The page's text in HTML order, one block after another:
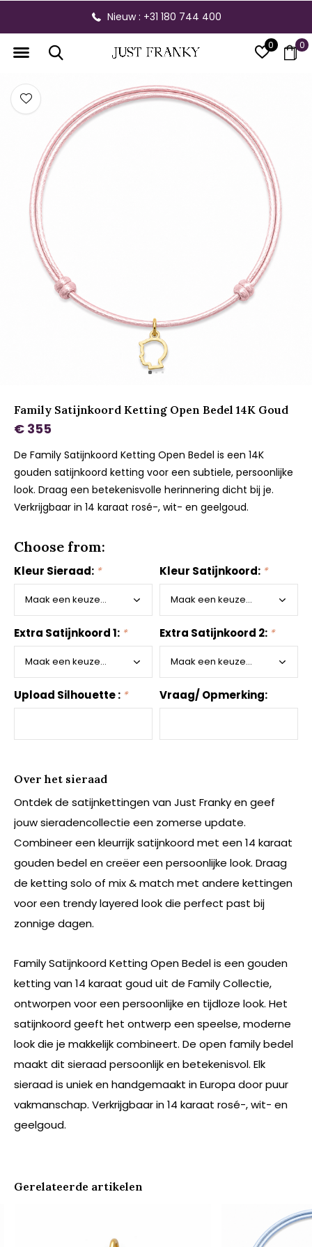
0 0
Nieuw : +31 180 744 400
Family Satijnkoord Ketting Open Bedel 14K Goud
€ 355
De Family Satijnkoord Ketting Open Bedel is een 14K
gouden satijnkoord ketting voor een subtiele, persoonlijke
look. Draag een betekenisvolle herinnering dicht bij je.
Verkrijgbaar in 14 karaat rosé-, wit- en geelgoud.
Choose from:
Kleur Sieraad: * Kleur Satijnkoord: *
Extra Satijnkoord 1: * Extra Satijnkoord 2: *
Upload Silhouette : * Vraag/ Opmerking:
Over het sieraad
Ontdek de satijnkettingen van Just Franky en geef
jouw sieradencollectie een zomerse update.
Combineer een kleurrijk satijnkoord met een 14 karaat
gouden bedel en creëer een persoonlijke look. Draag
de ketting solo of mix & match met andere kettingen
voor een trendy layered look die perfect past bij
zonnige dagen.
Family Satijnkoord Ketting Open Bedel is een gouden
ketting van 14 karaat goud uit de Family Collectie,
ontworpen voor een persoonlijke en tijdloze look. Het
satijnkoord geeft het ontwerp een speelse, moderne
look die je makkelijk combineert. De open family bedel
maakt dit sieraad persoonlijk en betekenisvol. Elk
sieraad is uniek en handgemaakt in Europa door puur
vakmanschap. Verkrijgbaar in 14 karaat rosé-, wit- en
geelgoud.
Gerelateerde artikelen